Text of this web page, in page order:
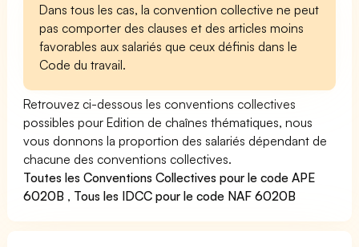
Dans tous les cas, la convention collective ne peut
pas comporter des clauses et des articles moins
favorables aux salariés que ceux définis dans le
Code du travail.
Retrouvez ci-dessous les conventions collectives
possibles pour Edition de chaînes thématiques, nous
vous donnons la proportion des salariés dépendant de
chacune des conventions collectives.
Toutes les Conventions Collectives pour le code APE
6020B , Tous les IDCC pour le code NAF 6020B